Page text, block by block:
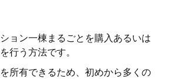
ョン一棟まるごとを購入あるいは
行う方法です。
所有できるため、初めから多くの